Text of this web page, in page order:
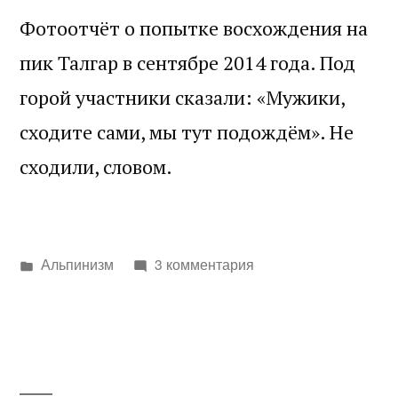
Фотоотчёт о попытке восхождения на
пик Талгар в сентябре 2014 года. Под
горой участники сказали: «Мужики,
сходите сами, мы тут подождём». Не
сходили, словом.
Написано
Альпинизм 3 комментария